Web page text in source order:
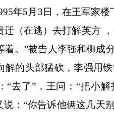
年5 月 3 日，在王军家
迁（在逃）去打解英方
着。”被告人李强和柳成
解的头部猛砍，李强用
“去了”，王问：“把小
说：“你告诉他俩这几天